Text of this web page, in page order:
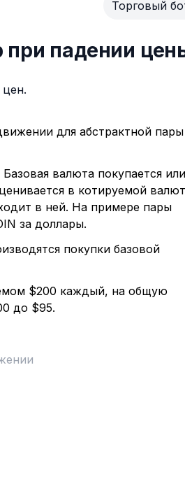
Торговый
при падении
для абстрактной пары
валюта покупается или
в котируемой
в ней. На примере пары
за доллары.
покупки базовой
$200 каждый, на общую
до $95.